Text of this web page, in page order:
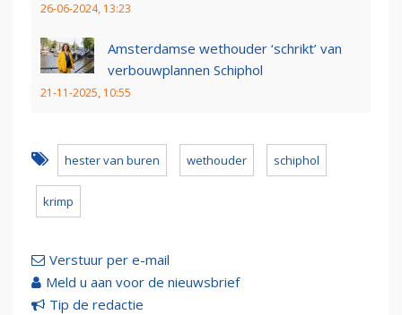
26-06-2024, 13:23
Amsterdamse wethouder ‘schrikt’ van
verbouwplannen Schiphol
21-11-2025, 10:55
hester van buren wethouder schiphol
krimp
Verstuur per e-mail
Meld u aan voor de nieuwsbrief
Tip de redactie